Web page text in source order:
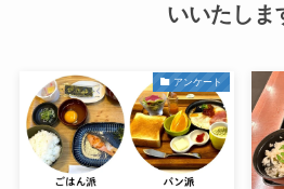
いいたしま
アンケート